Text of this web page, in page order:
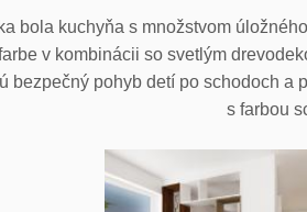
bola kuchyňa s množstvom
v kombinácii so svetlým
bezpečný pohyb detí po schodoch
s farbou